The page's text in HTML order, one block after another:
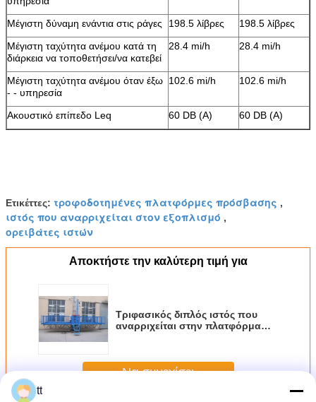
Μέγιστη δύναμη ενάντια στις ράγες 198.5 λίβρες
198.5 λίβρες
Μέγιστη ταχύτητα ανέμου κατά τη
διάρκεια να τοποθετήσει/να κατεβεί
28.4 mi/h 28.4 mi/h
Μέγιστη ταχύτητα ανέμου όταν έξω
- - υπηρεσία
102.6 mi/h 102.6 mi/h
Ακουστικό επίπεδο Leq 60 DB (Α) 60 DB (Α)
Ετικέττες: τροφοδοτημένες πλατφόρμες πρόσβασης ,
ιστός που αναρριχείται στον εξοπλισμό ,
ορειβάτες ιστών
Αποκτήστε την καλύτερη τιμή για
Τριφασικός διπλός ιστός που
αναρριχείται στην πλατφόρμα
Να συνεχίσει
tt